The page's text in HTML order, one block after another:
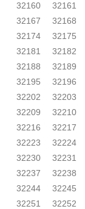
32160
32161
32167
32168
32174
32175
32181
32182
32188
32189
32195
32196
32202
32203
32209
32210
32216
32217
32223
32224
32230
32231
32237
32238
32244
32245
32251
32252